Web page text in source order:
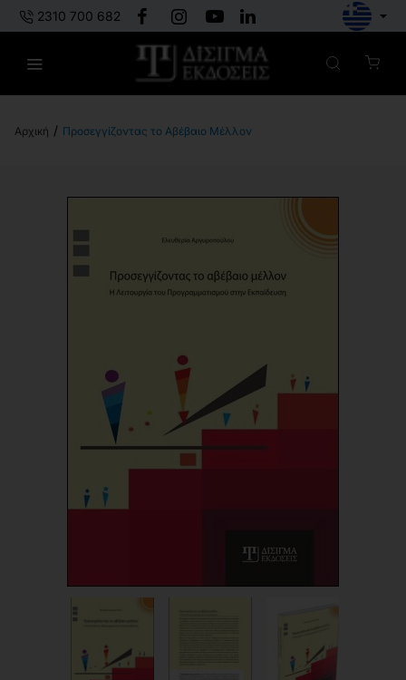
2310 700 682
Προσεγγίζοντας το Αβέβαιο Μέλλον